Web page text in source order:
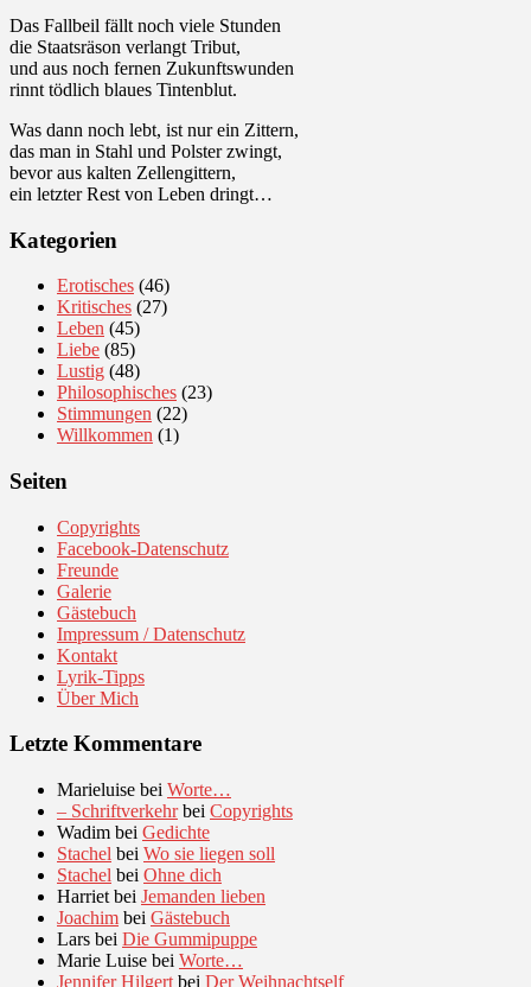
Das Fallbeil fällt noch viele Stunden
die Staatsräson verlangt Tribut,
und aus noch fernen Zukunftswunden
rinnt tödlich blaues Tintenblut.
Was dann noch lebt, ist nur ein Zittern,
das man in Stahl und Polster zwingt,
bevor aus kalten Zellengittern,
ein letzter Rest von Leben dringt…
Kategorien
Erotisches (46)
Kritisches (27)
Leben (45)
Liebe (85)
Lustig (48)
Philosophisches (23)
Stimmungen (22)
Willkommen (1)
Seiten
Copyrights
Facebook-Datenschutz
Freunde
Galerie
Gästebuch
Impressum / Datenschutz
Kontakt
Lyrik-Tipps
Über Mich
Letzte Kommentare
Marieluise bei Worte…
– Schriftverkehrbei Copyrights
Wadim bei Gedichte
Stachel bei Wo sie liegen soll
Stachel bei Ohne dich
Harriet bei Jemanden lieben
Joachim bei Gästebuch
Lars bei Die Gummipuppe
Marie Luise bei Worte…
Jennifer Hilgert bei Der Weihnachtself